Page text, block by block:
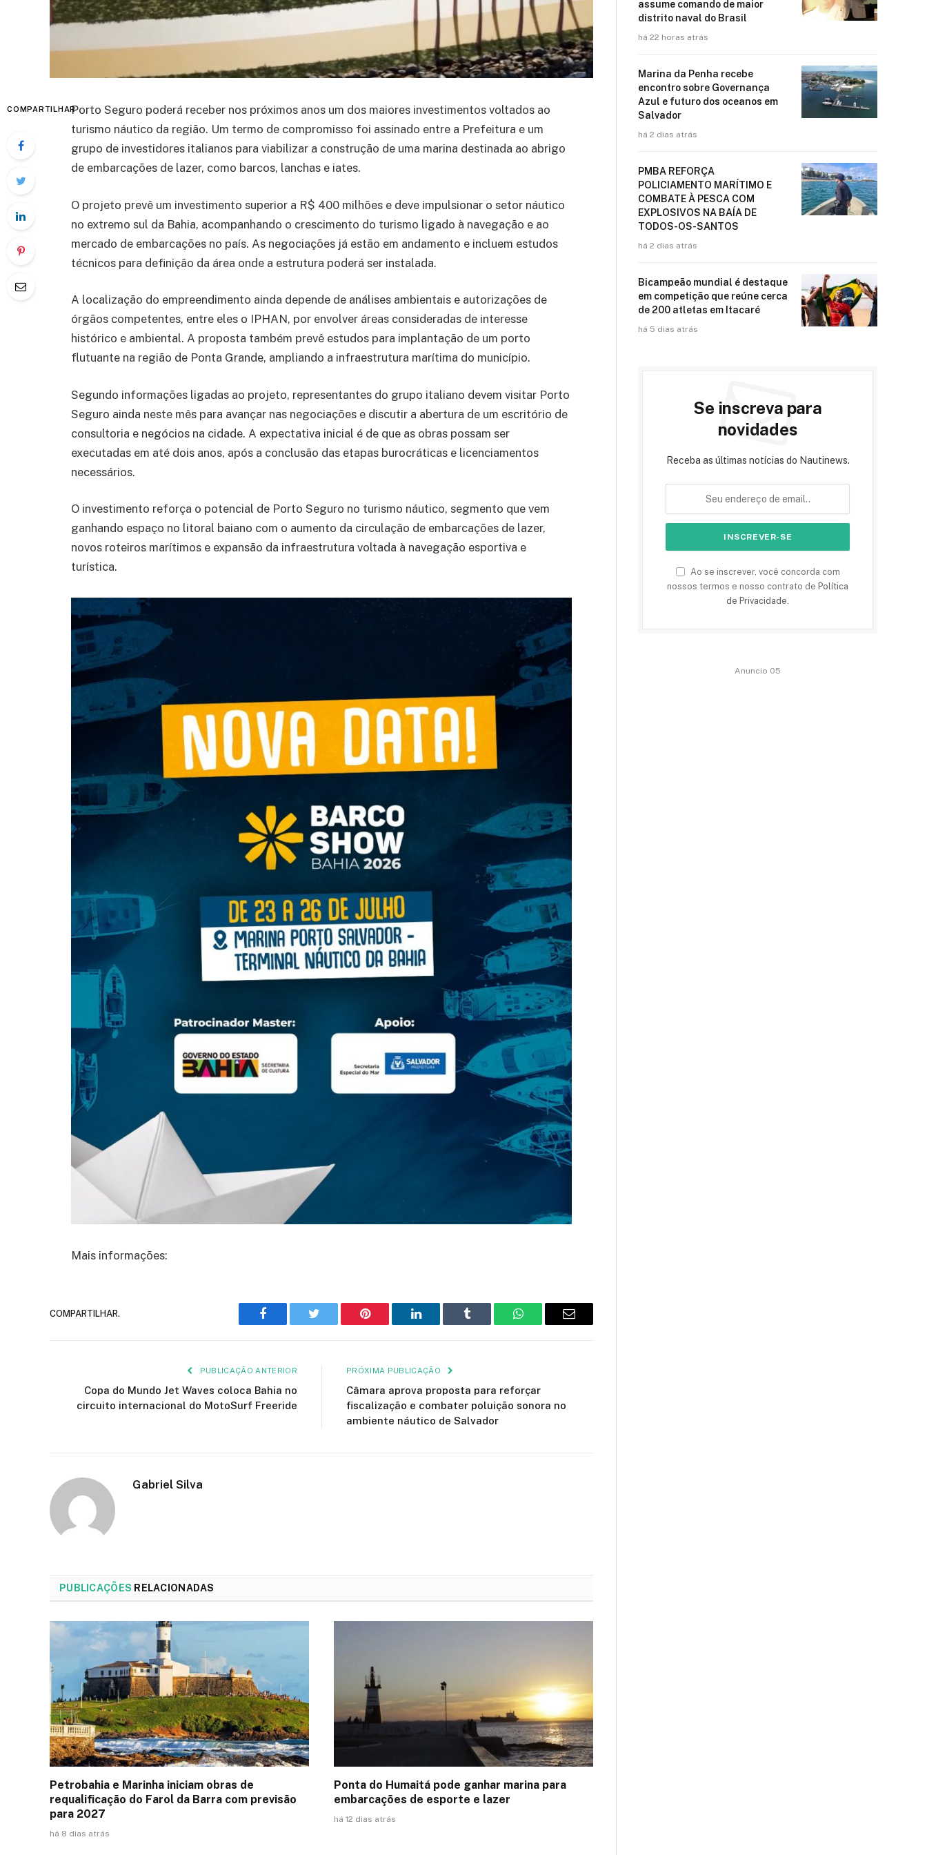
COMPARTILHARPorto Seguro poderá receber nos próximos anos um dos maiores investimentos voltados ao
turismo náutico da região. Um termo de compromisso foi assinado entre a Prefeitura e um
grupo de investidores italianos para viabilizar a construção de uma marina destinada ao abrigo
de embarcações de lazer, como barcos, lanchas e iates.
O projeto prevê um investimento superior a R$ 400 milhões e deve impulsionar o setor náutico
no extremo sul da Bahia, acompanhando o crescimento do turismo ligado à navegação e ao
mercado de embarcações no país. As negociações já estão em andamento e incluem estudos
técnicos para definição da área onde a estrutura poderá ser instalada.
A localização do empreendimento ainda depende de análises ambientais e autorizações de
órgãos competentes, entre eles o IPHAN, por envolver áreas consideradas de interesse
histórico e ambiental. A proposta também prevê estudos para implantação de um porto
flutuante na região de Ponta Grande, ampliando a infraestrutura marítima do município.
Segundo informações ligadas ao projeto, representantes do grupo italiano devem visitar Porto
Seguro ainda neste mês para avançar nas negociações e discutir a abertura de um escritório de
consultoria e negócios na cidade. A expectativa inicial é de que as obras possam ser
executadas em até dois anos, após a conclusão das etapas burocráticas e licenciamentos
necessários.
O investimento reforça o potencial de Porto Seguro no turismo náutico, segmento que vem
ganhando espaço no litoral baiano com o aumento da circulação de embarcações de lazer,
novos roteiros marítimos e expansão da infraestrutura voltada à navegação esportiva e
turística.
Mais informações:
COMPARTILHAR.
Facebook Twitter Pinterest LinkedIn Tumblr WhatsAppE-
PUBLICAÇÃO ANTERIOR
Copa do Mundo Jet Waves coloca Bahia no
circuito internacional do MotoSurf Freeride
PRÓXIMA PUBLICAÇÃO
Câmara aprova proposta para reforçar
fiscalização e combater poluição sonora no
ambiente náutico de Salvador
Gabriel Silva
PUBLICAÇÕES RELACIONADAS
Petrobahia e Marinha iniciam obras de
requalificação do Farol da Barra com previsão
para 2027
há 8 dias atrás
Ponta do Humaitá pode ganhar marina para
embarcações de esporte e lazer
há 12 dias atrás
assume comando de maior
distrito naval do Brasil
há 22 horas atrás
Marina da Penha recebe
encontro sobre Governança
Azul e futuro dos oceanos em
Salvador
há 2 dias atrás
PMBA REFORÇA
POLICIAMENTO MARÍTIMO E
COMBATE À PESCA COM
EXPLOSIVOS NA BAÍA DE
TODOS-OS-SANTOS
há 2 dias atrás
Bicampeão mundial é destaque
em competição que reúne cerca
de 200 atletas em Itacaré
há 5 dias atrás
Se inscreva para
novidades
Receba as últimas notícias do Nautinews.
Ao se inscrever, você concorda com
nossos termos e nosso contrato de Política
de Privacidade
Anuncio 05